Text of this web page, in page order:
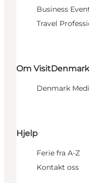
Business
Travel
Om VisitDenmark
Denmark
Hjelp
Ferie fra A-Z
Kontakt oss